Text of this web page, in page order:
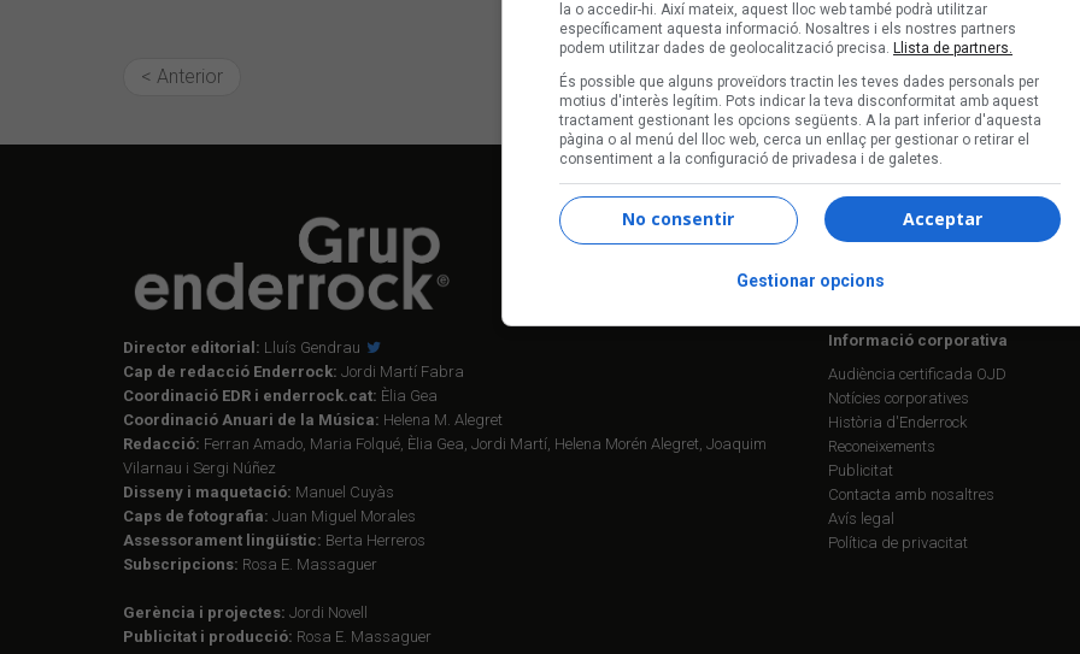
Pàgina 1 de 1
< Anterior
Director editorial: Lluís Gendrau
Cap de redacció Enderrock: Jordi Martí Fabra
Coordinació EDR i enderrock.cat: Èlia Gea
Coordinació Anuari de la Música: Helena M. Alegret
Redacció: Ferran Amado, Maria Folqué, Èlia Gea, Jordi Martí, Helena Morén Alegret, Joaquim
Vilarnau i Sergi Núñez
Disseny i maquetació: Manuel Cuyàs
Caps de fotografia: Juan Miguel Morales
Assessorament lingüístic: Berta Herreros
Subscripcions: Rosa E. Massaguer
Gerència i projectes: Jordi Novell
Publicitat i producció: Rosa E. Massaguer
Segueix-nos a:
Informació corporativa
Audiència certificada OJD
Notícies corporatives
Història d'Enderrock
Reconeixements
Publicitat
Contacta amb nosaltres
Avís legal
Política de privacitat
la o accedir-hi. Així mateix, aquest lloc web també podrà utilitzar
específicament aquesta informació. Nosaltres i els nostres partners
podem utilitzar dades de geolocalització precisa. Llista de partners.
És possible que alguns proveïdors tractin les teves dades personals per
motius d'interès legítim. Pots indicar la teva disconformitat amb aquest
tractament gestionant les opcions següents. A la part inferior d'aquesta
pàgina o al menú del lloc web, cerca un enllaç per gestionar o retirar el
consentiment a la configuració de privadesa i de galetes.
Acceptar
No consentir
Gestionar opcions